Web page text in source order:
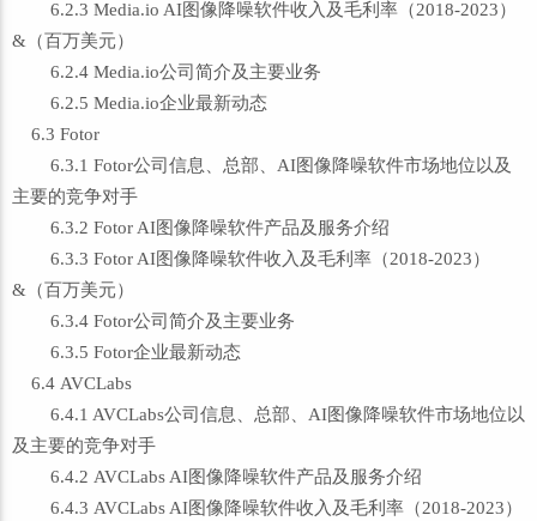
6.2.3 Media.io AI图像降噪软件收入及毛利率（2018-2023）
&（百万美元）
6.2.4 Media.io公司简介及主要业务
6.2.5 Media.io企业最新动态
6.3 Fotor
6.3.1 Fotor公司信息、总部、AI图像降噪软件市场地位以及
主要的竞争对手
6.3.2 Fotor AI图像降噪软件产品及服务介绍
6.3.3 Fotor AI图像降噪软件收入及毛利率（2018-2023）
&（百万美元）
6.3.4 Fotor公司简介及主要业务
6.3.5 Fotor企业最新动态
6.4 AVCLabs
6.4.1 AVCLabs公司信息、总部、AI图像降噪软件市场地位以
及主要的竞争对手
6.4.2 AVCLabs AI图像降噪软件产品及服务介绍
6.4.3 AVCLabs AI图像降噪软件收入及毛利率（2018-2023）